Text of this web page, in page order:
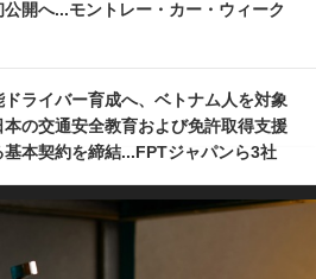
公開へ...モントレー・カー・ウィーク
ドライバー育成へ、ベトナム人を対象
本の交通安全教育および免許取得支援
基本契約を締結...FPTジャパンら3社